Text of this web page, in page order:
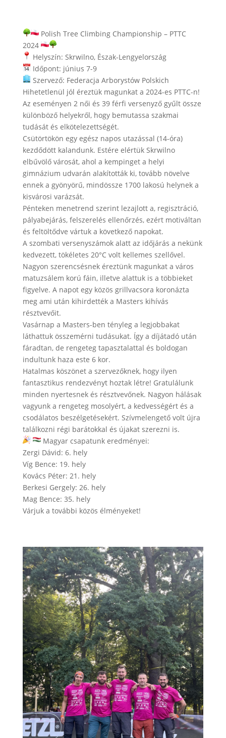
Polish Tree Climbing Championship – PTTC
2024
Helyszín: Skrwilno, Észak-Lengyelország
Időpont: június 7-9
Szervező: Federacja Arborystów Polskich
Hihetetlenül jól éreztük magunkat a 2024-es PTTC-n!
Az eseményen 2 női és 39 férfi versenyző gyűlt össze
különböző helyekről, hogy bemutassa szakmai
tudását és elkötelezettségét.
Csütörtökön egy egész napos utazással (14-óra)
kezdődött kalandunk. Estére elértük Skrwilno
elbűvölő városát, ahol a kempinget a helyi
gimnázium udvarán alakították ki, tovább növelve
ennek a gyönyörű, mindössze 1700 lakosú helynek a
kisvárosi varázsát.
Pénteken menetrend szerint lezajlott a, regisztráció,
pályabejárás, felszerelés ellenőrzés, ezért motiváltan
és feltöltődve vártuk a következő napokat.
A szombati versenyszámok alatt az időjárás a nekünk
kedvezett, tökéletes 20°C volt kellemes szellővel.
Nagyon szerencsésnek éreztünk magunkat a város
matuzsálem korú fáin, illetve alattuk is a többieket
figyelve. A napot egy közös grillvacsora koronázta
meg ami után kihirdették a Masters kihívás
résztvevőit.
Vasárnap a Masters-ben tényleg a legjobbakat
láthattuk összemérni tudásukat. Így a díjátadó után
fáradtan, de rengeteg tapasztalattal és boldogan
indultunk haza este 6 kor.
Hatalmas köszönet a szervezőknek, hogy ilyen
fantasztikus rendezvényt hoztak létre! Gratulálunk
minden nyertesnek és résztvevőnek. Nagyon hálásak
vagyunk a rengeteg mosolyért, a kedvességért és a
csodálatos beszélgetésekért. Szívmelengető volt újra
találkozni régi barátokkal és újakat szerezni is.
Magyar csapatunk eredményei:
Zergi Dávid: 6. hely
Víg Bence: 19. hely
Kovács Péter: 21. hely
Berkesi Gergely: 26. hely
Mag Bence: 35. hely
Várjuk a további közös élményeket!